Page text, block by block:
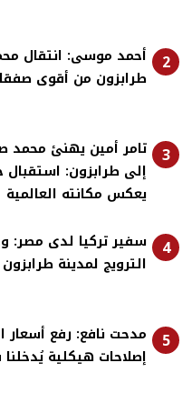
2
أحمد موسى: انتقال
طرابزون من أقوى
3
تامر أمين يهنئ محمد
إلى طرابزون:
يعكس مكانته العالمية
4
سفير تركيا لدى مصر:
الترويج لمدينة طرابزون
5
مدحت نافع: رفع أسعار
إصلاحات هيكلية